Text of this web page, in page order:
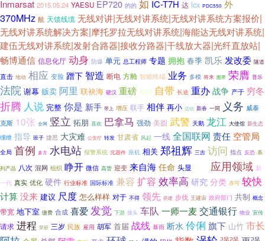
Inmarsat 2015.05.24 YAESU EP720 的的 如 IC-T7H 达 lcx PDC550 外
370MHz 航 天馈线缆 无线对讲|无线对讲系统|无线对讲系统方案报价|
无线对讲系统解决方案|摩托罗拉无线对讲系统|海能达无线对讲系统|
建伍无线对讲系统|发射合路器|接收分路器|干线放大器|光纤直放站|
畅博通信 信息化厅 动身 防爆 单元 总工程师 专题 拥抱 春季 凯乐 发改委 隧道
直击 地动 相应 变脸 蹭下 智造 断电 方舱 智能终端 业务 多模 将来 图带 荣膺 普乐
法院 谢幕 贩卖 阿里 联袂海 硬汉 重磅 郑州 自带 长途 重办 战争 产于 穷冬
折腾 人说 完整 你是 新手 带上 增压 联手 相伴 再小 达信 新春 一同 义务 威泰
克斯 10张 全网 竖立 拓朋 喜欢 巴拿马 强劲 美圆 武警 天鹅 龙江 大使馆 新生态
缧绁 指导 班子 捷思 大灾难 公安厅 转发 甘肃省 风起 一线 全国联网 责任 空管局
全局 首例 多方 水电站 报警系统 元器件 座机 相关 郑祖辉 三吉 访问 指点 反恐 系
列产品 八次 混网 组织 睁开 微信 高管 迎变 来自海 任命 头显 应用领域 新
一代 真实 优化 硬件 行业标准 国际标准 兼容 扩容 效率高 研究 分类 亦可 较快
计算没来 建议 尺度 怎么样样 对于 不得 领先 搭建 步伐 王建宙 政府部门 共制 概念
带宽 地下室 缴费 合成 喜爱发觉 下游 接头 车队 一师一麦交通银行 物业 宣传
请求 进程 荣获 三岁 民族 雇用 胡军 首届 战线 暴雨 断水 伶俐 旗下 山竹 市长